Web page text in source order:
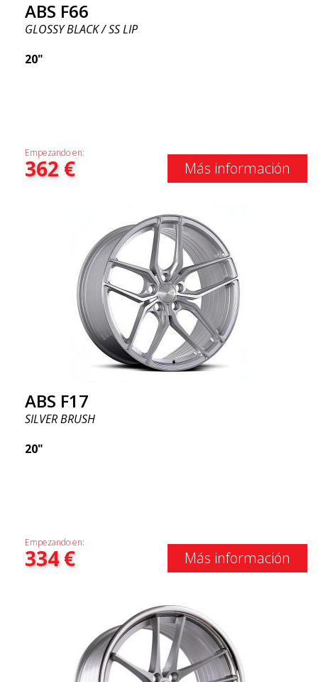
ABS F66
GLOSSY BLACK / SS LIP
20"
Empezando en:
362€ Más información
ABS F17
SILVER BRUSH
20"
Empezando en:
334€ Más información